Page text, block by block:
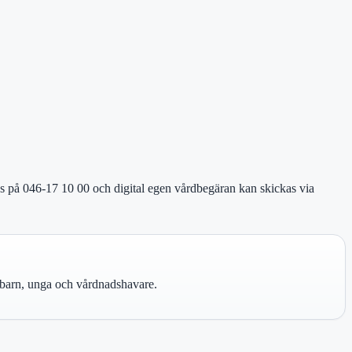
046-17 10 00 och digital egen vårdbegäran kan skickas via
unga och vårdnadshavare.